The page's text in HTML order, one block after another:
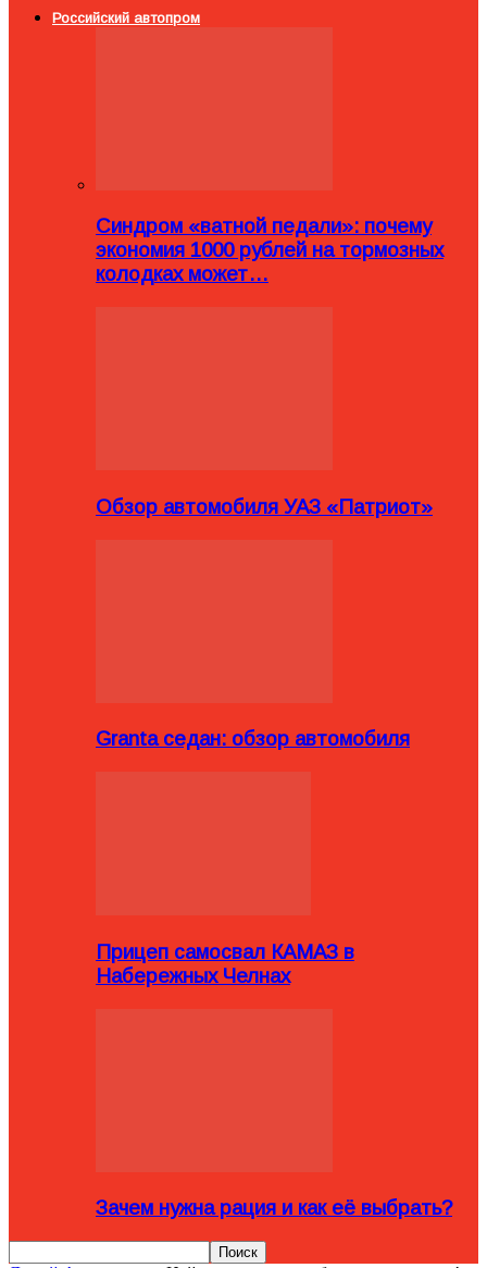
Российский автопром
Синдром «ватной педали»: почему
экономия 1000 рублей на тормозных
колодках может…
Обзор автомобиля УАЗ «Патриот»
Granta седан: обзор автомобиля
Прицеп самосвал КАМАЗ в
Набережных Челнах
Зачем нужна рация и как её выбрать?